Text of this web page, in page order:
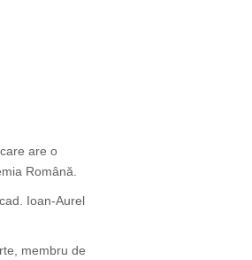
are o
Română.
Ioan-Aurel
membru de